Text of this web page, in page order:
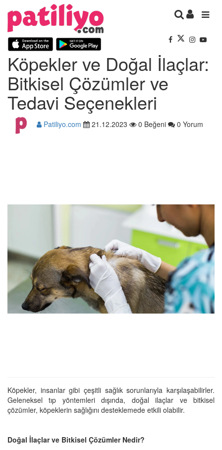
Köpekler ve Doğal İlaçlar:
Bitkisel Çözümler ve
Tedavi Seçenekleri
Patiliyo.com 21.12.2023 0 Beğeni 0 Yorum
Köpekler, insanlar gibi çeşitli sağlık sorunlarıyla karşılaşabilirler.
Geleneksel tıp yöntemleri dışında, doğal ilaçlar ve bitkisel
çözümler, köpeklerin sağlığını desteklemede etkili olabilir.
Doğal İlaçlar ve Bitkisel Çözümler Nedir?